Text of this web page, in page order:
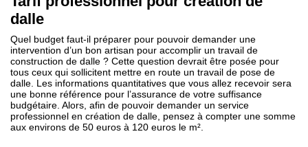
dalle
Quel budget faut-il préparer pour pouvoir demander une
intervention d’un bon artisan pour accomplir un travail de
construction de dalle ? Cette question devrait être posée pour
tous ceux qui sollicitent mettre en route un travail de pose de
dalle. Les informations quantitatives que vous allez recevoir sera
une bonne référence pour l’assurance de votre suffisance
budgétaire. Alors, afin de pouvoir demander un service
professionnel en création de dalle, pensez à compter une somme
aux environs de 50 euros à 120 euros le m².